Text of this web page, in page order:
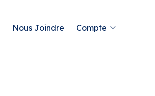
Nous Joindre Compte